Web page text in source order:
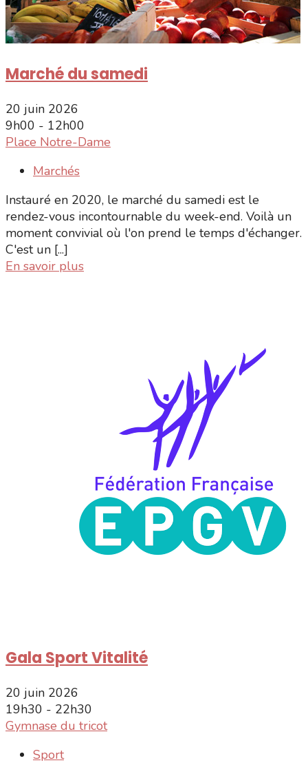
Marché du samedi
20 juin 2026
9h00 - 12h00
Place Notre-Dame
Marchés
Instauré en 2020, le marché du samedi est le
rendez-vous incontournable du week-end. Voilà un
moment convivial où l'on prend le temps d'échanger.
C'est un [...]
En savoir plus
Gala Sport Vitalité
20 juin 2026
19h30 - 22h30
Gymnase du tricot
Sport